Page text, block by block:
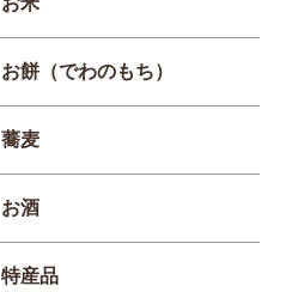
お餅（でわのもち）
蕎麦
お酒
特産品